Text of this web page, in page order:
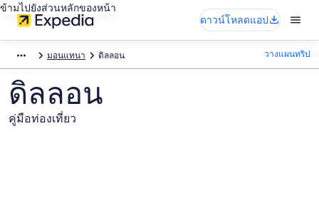
ข้ามไปยังส่วนหลักของหน้า
ดาวน์โหลดแอป
มอนแทนา ดิลลอน วางแผนทริป
ดิลลอน
คู่มือท่องเที่ยว